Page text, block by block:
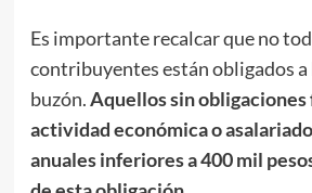
Es importante recalcar que no
contribuyentes están obligados
buzón.Aquellos sin obligaciones
actividad económica o
anuales inferiores a 400 mil